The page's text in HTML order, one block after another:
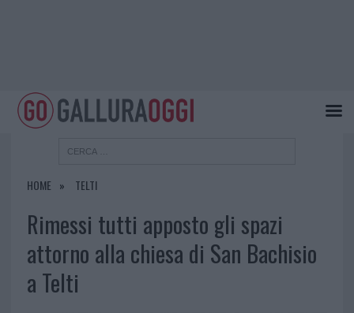
HOME TELTI
Rimessi tutti apposto gli spazi
attorno alla chiesa di San Bachisio
a Telti